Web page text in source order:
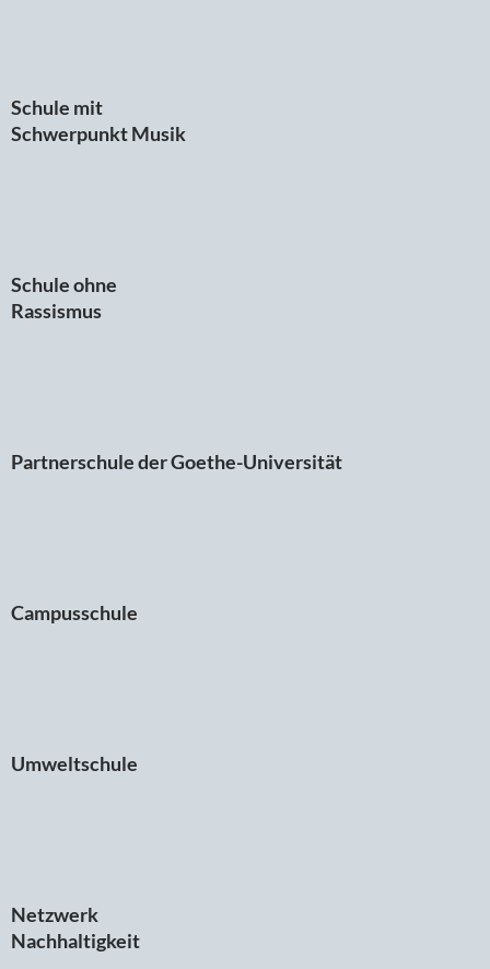
Schule mit
Schwerpunkt Musik
Schule ohne
Rassismus
Partnerschule der Goethe-Universität
Campusschule
Umweltschule
Netzwerk
Nachhaltigkeit